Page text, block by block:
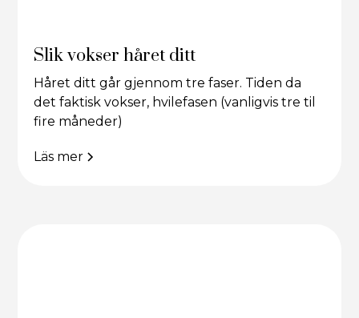
Slik vokser håret ditt
Håret ditt går gjennom tre faser. Tiden da
det faktisk vokser, hvilefasen (vanligvis tre til
fire måneder)
Läs mer